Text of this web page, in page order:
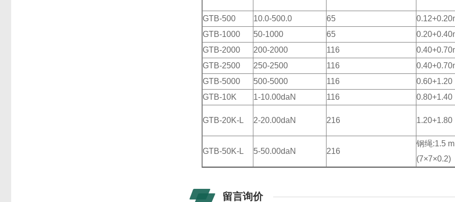
GTB-500 10.0-500.0 65
GTB-1000
50-1000 65
GTB-2000
200-2000 116
GTB-2500
250-2500 116
GTB-5000
500-5000 116
0.60+1.20
GTB-10K
1-10.00daN 116 0.80+1.40
GTB-20K-L 2-20.00daN 216 1.20+1.80
GTB-50K-L 5-50.00daN 216
钢绳:1.5
(7×7×0.2)
留言询价